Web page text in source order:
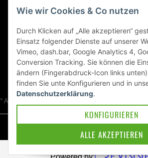
MEHR ERFAHREN ÜBER
KAWASAKI WELT
Blog
* Alle Preise inkl. gesetzlicher USt., zzgl.
Wie wir Cookies & Co nutzen
Durch Klicken auf „Alle akzeptieren“
Einsatz folgender Dienste auf unserer
Vimeo, dash.bar, Google Analytics 4,
Conversion Tracking. Sie können die
ändern (Fingerabdruck-Icon links
finden Sie unte Konfigurieren und in
Datenschutzerklärung.
ALLE AKZEPTIEREN
KONFIGURIEREN